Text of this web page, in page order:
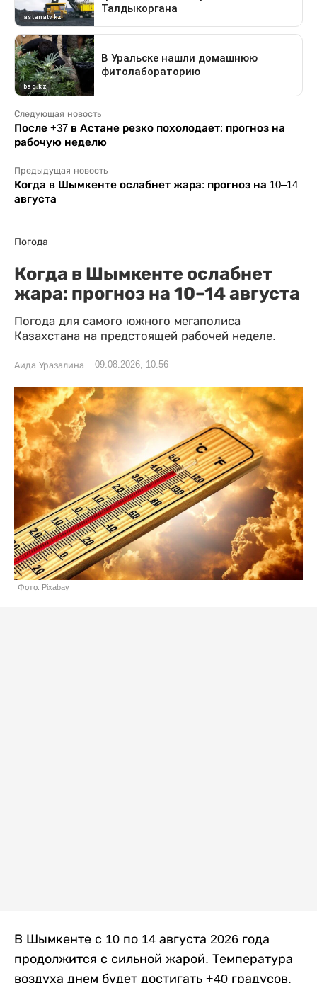
Следующая новость
После +37 в Астане резко похолодает: прогноз на
рабочую неделю
Предыдущая новость
Когда в Шымкенте ослабнет жара: прогноз на 10–14
августа
Погода
Когда в Шымкенте ослабнет
жара: прогноз на 10–14 августа
Погода для самого южного мегаполиса
Казахстана на предстоящей рабочей неделе.
Аида Уразалина 09.08.2026, 10:56
Фото: Pixabay
В Шымкенте с 10 по 14 августа 2026 года
продолжится с сильной жарой. Температура
воздуха днем будет достигать +40 градусов,